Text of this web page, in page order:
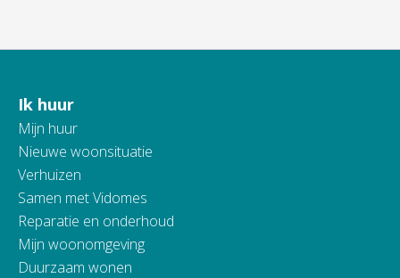
Contactinformatie
Ik huur
Mijn huur
Nieuwe woonsituatie
Verhuizen
Samen met Vidomes
Reparatie en onderhoud
Mijn woonomgeving
Duurzaam wonen